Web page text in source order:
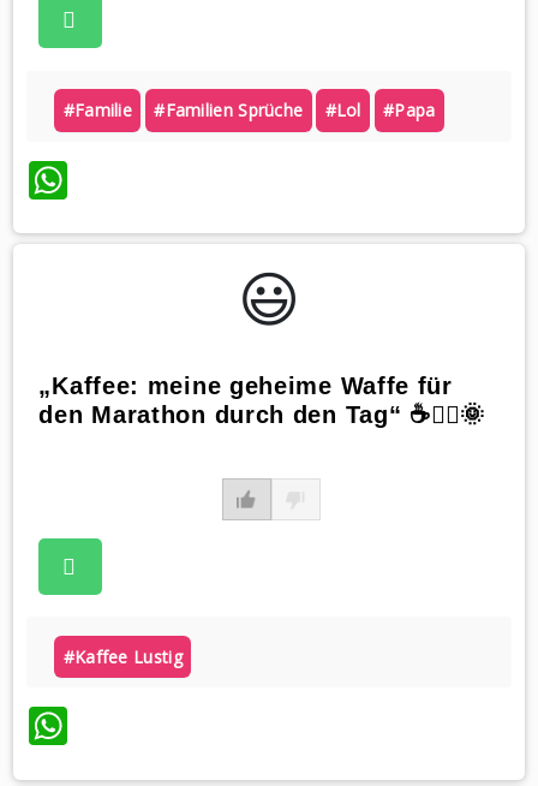
#familie #familien Sprüche #lol #papa
WhatsApp
😃️
„Kaffee: meine geheime Waffe für
den Marathon durch den Tag“ ☕️🏃‍♀️🌞
#kaffee Lustig
WhatsApp